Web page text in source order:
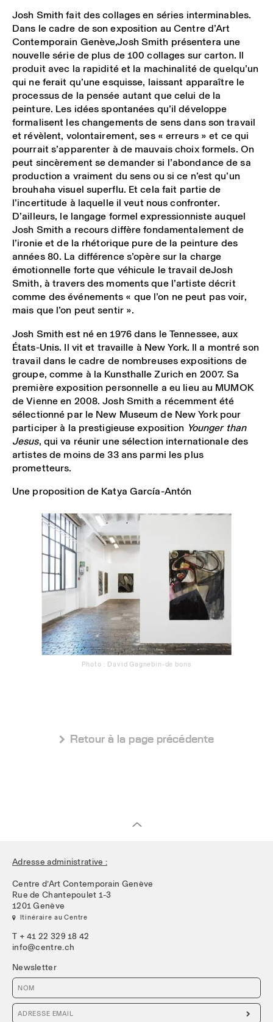
Josh Smith fait des collages en séries interminables.
Dans le cadre de son exposition au Centre d’Art
Contemporain Genève,Josh Smith présentera une
nouvelle série de plus de 100 collages sur carton. Il
produit avec la rapidité et la machinalité de quelqu’un
qui ne ferait qu’une esquisse, laissant apparaître le
processus de la pensée autant que celui de la
peinture. Les idées spontanées qu’il développe
formalisent les changements de sens dans son travail
et révèlent, volontairement, ses « erreurs » et ce qui
pourrait s’apparenter à de mauvais choix formels. On
peut sincèrement se demander si l’abondance de sa
production a vraiment du sens ou si ce n’est qu’un
brouhaha visuel superflu. Et cela fait partie de
l’incertitude à laquelle il veut nous confronter.
D’ailleurs, le langage formel expressionniste auquel
Josh Smith a recours diffère fondamentalement de
l’ironie et de la rhétorique pure de la peinture des
années 80. La différence s’opère sur la charge
émotionnelle forte que véhicule le travail deJosh
Smith, à travers des moments que l’artiste décrit
comme des événements « que l’on ne peut pas voir,
mais que l’on peut sentir ».
Josh Smith est né en 1976 dans le Tennessee, aux
États-Unis. Il vit et travaille à New York. Il a montré son
travail dans le cadre de nombreuses expositions de
groupe, comme à la Kunsthalle Zurich en 2007. Sa
première exposition personnelle a eu lieu au MUMOK
de Vienne en 2008. Josh Smith a récemment été
sélectionné par le New Museum de New York pour
participer à la prestigieuse exposition Younger than
Jesus, qui va réunir une sélection internationale des
artistes de moins de 33 ans parmi les plus
prometteurs.
Une proposition de Katya García-Antón
Photo : David Gagnebin-de bons
 Retour à la page précédente
Adresse administrative :
Centre d’Art Contemporain Genève
Rue de Chantepoulet 1-3
1201 Genève
 Itinéraire au Centre
T + 41 22 329 18 42
info@centre.ch
Newsletter
